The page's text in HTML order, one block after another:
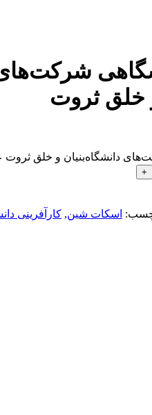
خلق ثروت
دانشگاه‌‌بنیان و خلق ثروت
اسکات شین, کارآفرینی